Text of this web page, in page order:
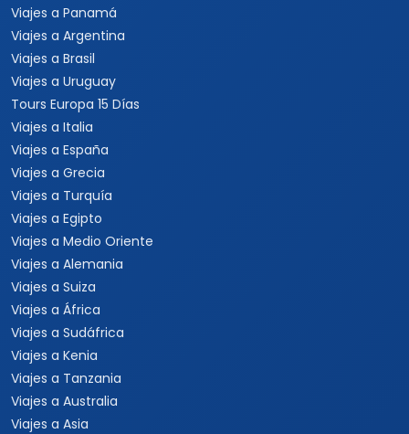
Viajes a Panamá
Viajes a Argentina
Viajes a Brasil
Viajes a Uruguay
Tours Europa 15 Días
Viajes a Italia
Viajes a España
Viajes a Grecia
Viajes a Turquía
Viajes a Egipto
Viajes a Medio Oriente
Viajes a Alemania
Viajes a Suiza
Viajes a África
Viajes a Sudáfrica
Viajes a Kenia
Viajes a Tanzania
Viajes a Australia
Viajes a Asia